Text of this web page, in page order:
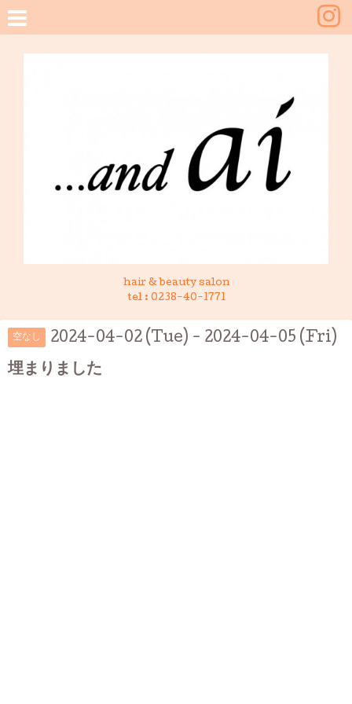
hair & beauty salon
tel : 0238-40-1771
空なし 2024-04-02 (Tue) - 2024-04-05 (Fri)
埋まりました